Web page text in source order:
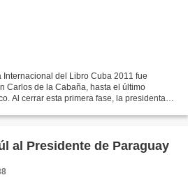
Internacional del Libro Cuba 2011 fue
Carlos de la Cabaña, hasta el último
Al cerrar esta primera fase, la presidenta
al Presidente de Paraguay